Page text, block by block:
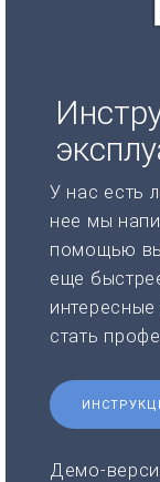
У нас есть
нее мы
помощью
еще
стать
Демо-